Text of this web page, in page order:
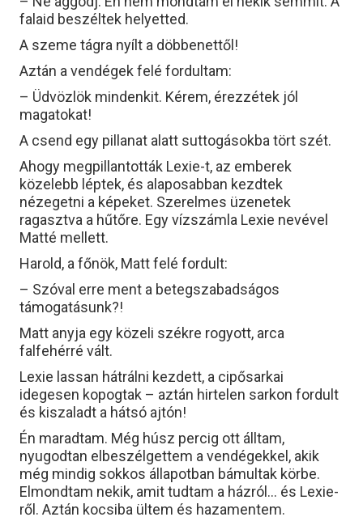
falaid beszéltek helyetted.
A szeme tágra nyílt a döbbenettől!
Aztán a vendégek felé fordultam:
– Üdvözlök mindenkit. Kérem, érezzétek jól
magatokat!
A csend egy pillanat alatt suttogásokba tört szét.
Ahogy megpillantották Lexie-t, az emberek
közelebb léptek, és alaposabban kezdtek
nézegetni a képeket. Szerelmes üzenetek
ragasztva a hűtőre. Egy vízszámla Lexie nevével
Matté mellett.
Harold, a főnök, Matt felé fordult:
– Szóval erre ment a betegszabadságos
támogatásunk?!
Matt anyja egy közeli székre rogyott, arca
falfehérré vált.
Lexie lassan hátrálni kezdett, a cipősarkai
idegesen kopogtak – aztán hirtelen sarkon fordult
és kiszaladt a hátsó ajtón!
Én maradtam. Még húsz percig ott álltam,
nyugodtan elbeszélgettem a vendégekkel, akik
még mindig sokkos állapotban bámultak körbe.
Elmondtam nekik, amit tudtam a házról… és Lexie-
ről. Aztán kocsiba ültem és hazamentem.